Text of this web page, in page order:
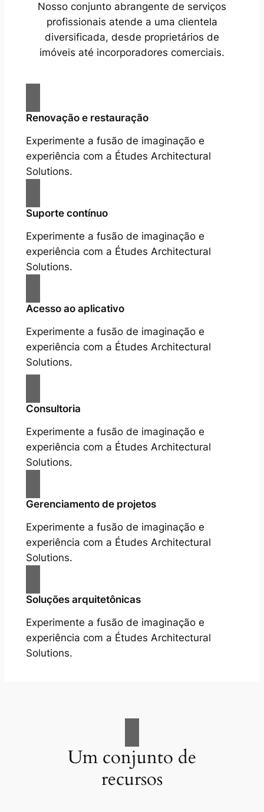
Nosso conjunto abrangente de serviços
profissionais atende a uma clientela
diversificada, desde proprietários de
imóveis até incorporadores comerciais.
Renovação e restauração
Experimente a fusão de imaginação e
experiência com a Études Architectural
Solutions.
Suporte contínuo
Experimente a fusão de imaginação e
experiência com a Études Architectural
Solutions.
Acesso ao aplicativo
Experimente a fusão de imaginação e
experiência com a Études Architectural
Solutions.
Consultoria
Experimente a fusão de imaginação e
experiência com a Études Architectural
Solutions.
Gerenciamento de projetos
Experimente a fusão de imaginação e
experiência com a Études Architectural
Solutions.
Soluções arquitetônicas
Experimente a fusão de imaginação e
experiência com a Études Architectural
Solutions.
Um conjunto de
recursos